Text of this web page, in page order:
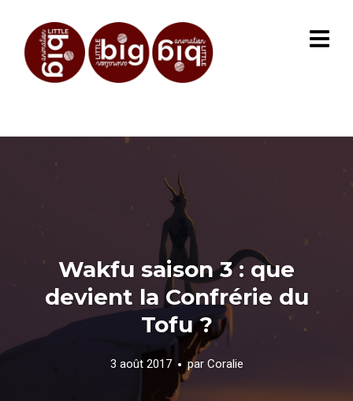
Wakfu saison 3 : que
devient la Confrérie du
Tofu ?
3 août 2017 par Coralie